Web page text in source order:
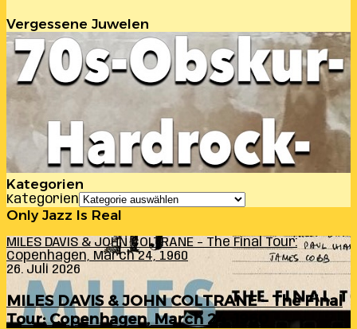
Vergessene Juwelen
Kategorien
Kategorien
Only Jazz Is Real
MILES DAVIS & JOHN COLTRANE – The Final Tour:
Copenhagen, March 24, 1960
26. Juli 2026
MILES DAVIS & JOHN COLTRANE – The Final
Tour: Copenhagen, March 24, 1960